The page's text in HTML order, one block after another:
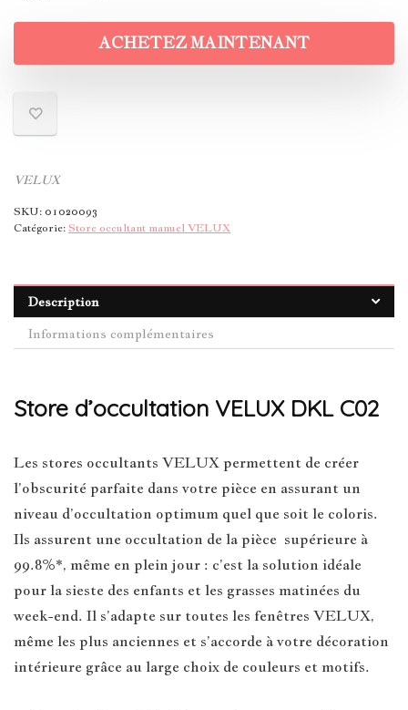
ACHETEZ MAINTENANT
VELUX
SKU:01020093
Catégorie:Store occultant manuel VELUX
Description
Informations complémentaires
Store d’occultation VELUX DKL C02
Les stores occultants VELUX permettent de créer
l’obscurité parfaite dans votre pièce en assurant un
niveau d’occultation optimum quel que soit le coloris.
Ils assurent une occultation de la pièce supérieure à
99.8%*, même en plein jour : c’est la solution idéale
pour la sieste des enfants et les grasses matinées du
week-end. Il s’adapte sur toutes les fenêtres VELUX,
même les plus anciennes et s’accorde à votre décoration
intérieure grâce au large choix de couleurs et motifs.